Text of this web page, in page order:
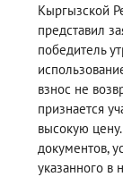
Кыргызской
представил
победитель
взнос не
признается
высокую
документов,
указанного в